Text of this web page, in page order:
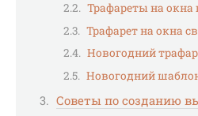
Трафареты на
Трафарет на окна
Новогодний
Новогодний
Советы по созданию